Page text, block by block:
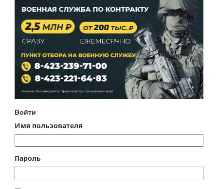
Войти
Имя пользователя
Пароль